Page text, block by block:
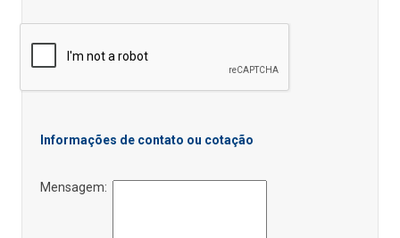
Informações de contato ou cotação
Mensagem: